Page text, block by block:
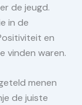
de jeugd.
in de
en
vinden waren.
menen
de juiste